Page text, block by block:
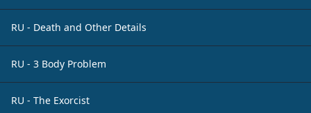
RU - Death and Other Details
RU - 3 Body Problem
RU - The Exorcist